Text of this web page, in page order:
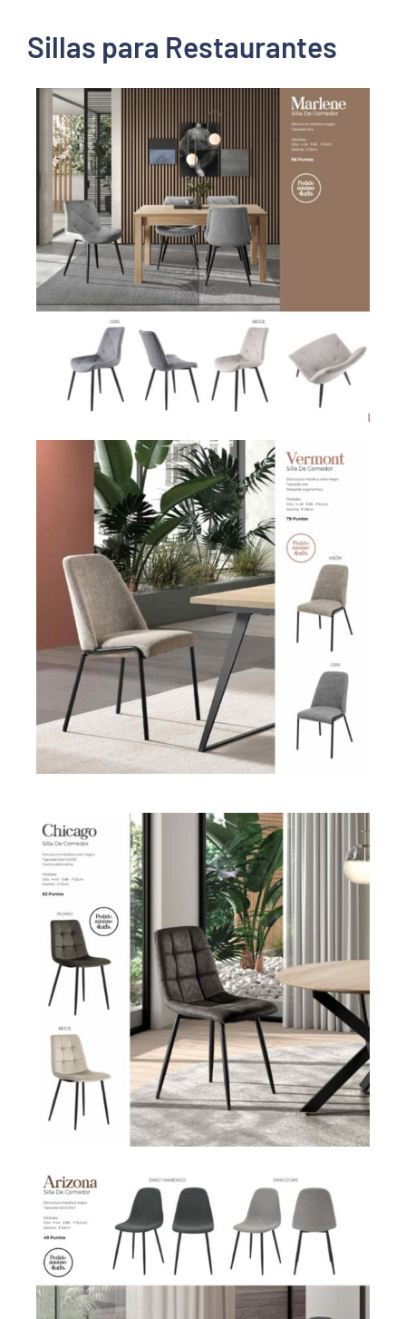
Sillas para Restaurantes